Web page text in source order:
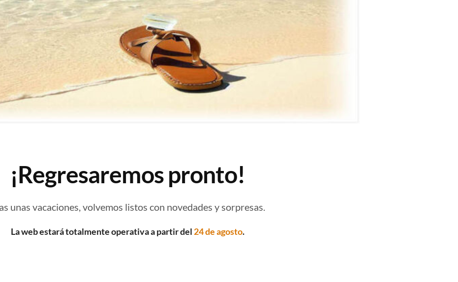
¡Regresaremos pronto!
unas vacaciones, volvemos listos con novedades y sorpresas.
La web estará totalmente operativa a partir del 24 de agosto.